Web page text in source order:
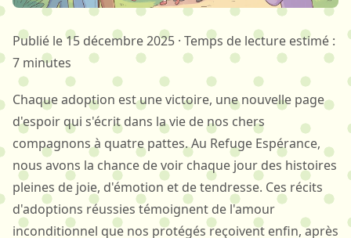
Publié le 15 décembre 2025 · Temps de lecture estimé :
7 minutes
Chaque adoption est une victoire, une nouvelle page
d'espoir qui s'écrit dans la vie de nos chers
compagnons à quatre pattes. Au Refuge Espérance,
nous avons la chance de voir chaque jour des histoires
pleines de joie, d'émotion et de tendresse. Ces récits
d'adoptions réussies témoignent de l'amour
inconditionnel que nos protégés reçoivent enfin, après